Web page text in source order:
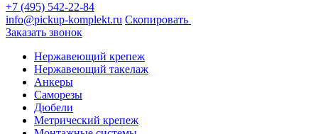
+7 (495) 542-22-84
info@pickup-komplekt.ru Скопировать
Заказать звонок
Нержавеющий крепеж
Нержавеющий такелаж
Анкеры
Саморезы
Дюбели
Метрический крепеж